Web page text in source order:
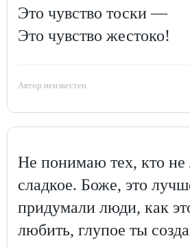
Это чувство тоски —
Это чувство жестоко!
Автор неизвестен
Не понимаю тех, кто
сладкое. Боже, это
придумали люди, как
любить, глупое ты